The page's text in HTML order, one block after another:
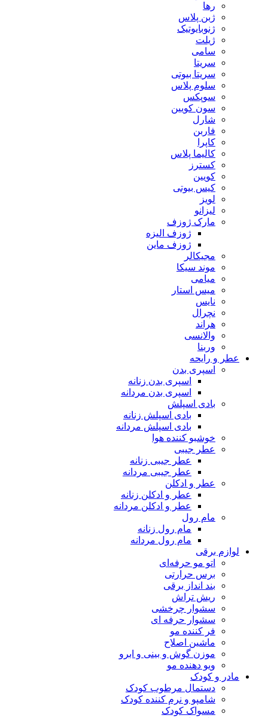
رها
ژبن پلاس
ژنوبایوتیک
ژیلت
سامی
سریتا
سریتا بیوتی
سلوم پلاس
سوپکس
سون کویین
شارل
فاربن
کاپرا
کالیما پلاس
کسترز
کویین
کیس بیوتی
لویز
لیزانو
مارک ژوزف
ژوزف الیزه
ژوزف ماین
مجیکالر
موند سیکا
میامی
میس استار
نایس
نچرال
هراند
والانسی
وربنا
عطر و رایحه
اسپری بدن
اسپری بدن زنانه
اسپری بدن مردانه
بادی اسپلش
بادی اسپلش زنانه
بادی اسپلش مردانه
خوشبو کننده هوا
عطر جیبی
عطر جیبی زنانه
عطر جیبی مردانه
عطر و ادکلن
عطر و ادکلن زنانه
عطر و ادکلن مردانه
مام رول
مام رول زنانه
مام رول مردانه
لوازم برقی
اتو مو حرفه‌ای
برس حرارتی
بند انداز برقی
ریش تراش
سشوار چرخشی
سشوار حرفه ای
فر کننده‌ مو
ماشین اصلاح
موزن گوش و بینی و ابرو
ویو دهنده مو
مادر و کودک
دستمال مرطوب کودک
شامپو و نرم کننده کودک
مسواک کودک